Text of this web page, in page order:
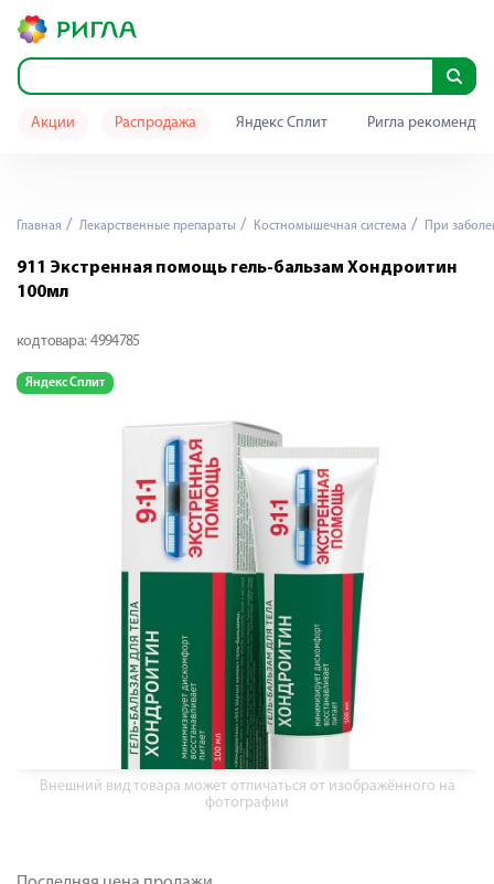
Акции Распродажа Яндекс Сплит Ригла
Главная Лекарственные препараты Костномышечная система При
911 Экстренная помощь гель-бальзам Хондроитин
100мл
код товара: 4994785
Яндекс Сплит
Внешний вид товара может отличаться от изображённого на
фотографии